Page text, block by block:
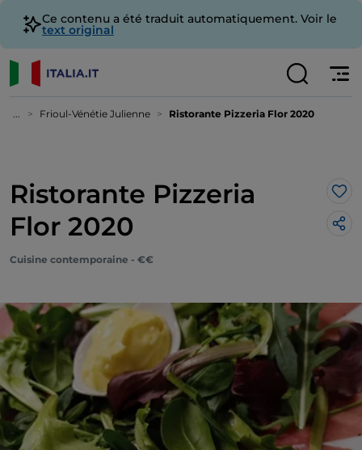
Ce contenu a été traduit automatiquement. Voir le
text original
... Frioul-Vénétie Julienne Ristorante Pizzeria Flor 2020
Ristorante Pizzeria
Flor 2020
Cuisine contemporaine - €€